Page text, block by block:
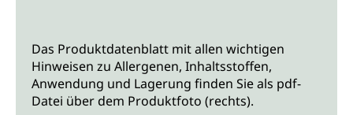
Das Produktdatenblatt mit allen wichtigen
Hinweisen zu Allergenen, Inhaltsstoffen,
Anwendung und Lagerung finden Sie als pdf-
Datei über dem Produktfoto (rechts).